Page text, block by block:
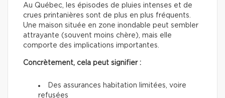
Au Québec, les épisodes de pluies intenses et de
crues printanières sont de plus en plus fréquents.
Une maison située en zone inondable peut sembler
attrayante (souvent moins chère), mais elle
comporte des implications importantes.
Concrètement, cela peut signifier :
Des assurances habitation limitées, voire
refusées